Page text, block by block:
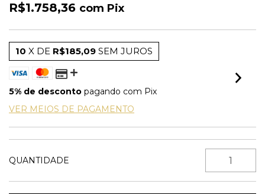
R$1.758,36 com Pix
10 X DE R$185,09 SEM JUROS
5% de desconto pagando com Pix
VER MEIOS DE PAGAMENTO
QUANTIDADE